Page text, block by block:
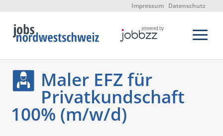
Impressum Datenschutz
Maler EFZ für
Privatkundschaft
100% (m/w/d)